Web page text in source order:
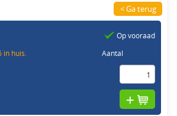
< Ga terug
huis.
Op vooraad
Aantal